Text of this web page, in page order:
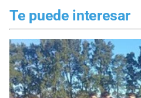
Te puede interesar